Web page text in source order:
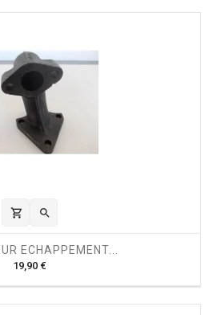
x
shopping_cart 
ECHAPPEMENT...
19,90 €
x